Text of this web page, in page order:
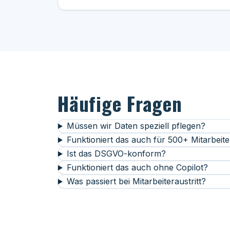
Häufige Fragen
Müssen wir Daten speziell pflegen?
Funktioniert das auch für 500+
Ist das DSGVO-konform?
Funktioniert das auch ohne Copilot?
Was passiert bei Mitarbeiteraustritt?